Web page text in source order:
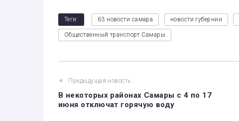
Теги: 63 новости самара новости губернии
Общественный транспорт Самары
Предыдущая новость
В некоторых районах Самары с 4 по 17
июня отключат горячую воду